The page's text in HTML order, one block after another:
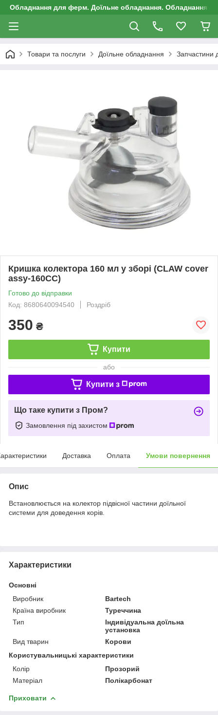
Обладнання для ферм. Доїльне обладнання. Обладнання
Товари та послуги Доїльне обладнання Запчастини
Кришка колектора 160 мл у зборі (CLAW cover
assy-160CC)
Готово до відправки
Код: 8680640094540
Роздріб
350 ₴
Купити
або
Купити з
Що таке купити з Пром?
Замовлення під захистом
Доставка Оплата Умови повернення
Опис
Встановлюється на колектор підвісної частини доїльної
системи для доведення корів.
Характеристики
Основні
Виробник
Bartech
Країна виробник
Туреччина
Тип
Індивідуальна доїльна
установка
Вид тварин
Корови
Користувальницькі характеристики
Колір
Прозорий
Матеріал
Полікарбонат
Приховати